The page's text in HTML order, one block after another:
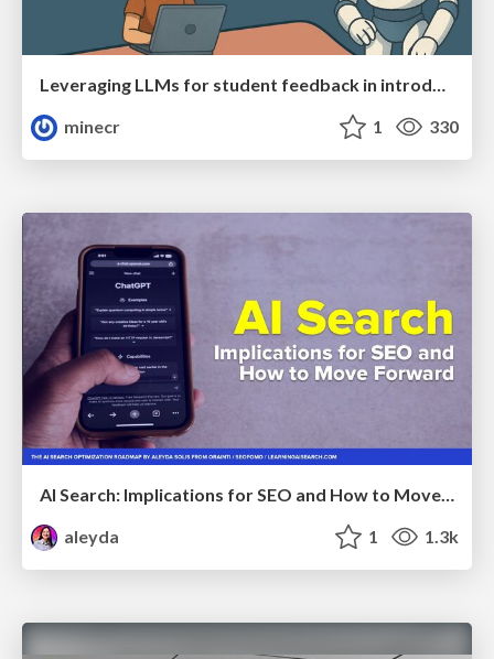
Leveraging LLMs for student feedback in introductory data science courses - posit::conf(2025)
minecr
1 330
AI Search: Implications for SEO and How to Move Forward - #ShenzhenSEOConference
aleyda
1 1.3k